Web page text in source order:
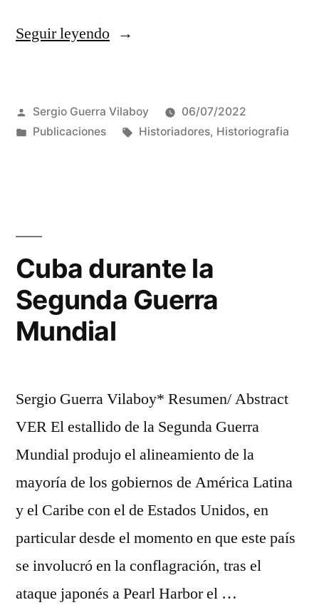
Seguir leyendo««CUARENTA
MAESTROS
ESTÁN»
de
Sergio
Vilaboy»
Publicado
por
Sergio Guerra Vilaboy
06/07/2022
Publicado
Publicaciones Etiquetas:
Historiadores, Historiografia
Cuba durante la
Segunda Guerra
Mundial
Sergio Guerra Vilaboy* Resumen/ Abstract
VER El estallido de la Segunda Guerra
Mundial produjo el alineamiento de la
mayoría de los gobiernos de América Latina
y el Caribe con el de Estados Unidos, en
particular desde el momento en que este país
se involucró en la conflagración, tras el
ataque japonés a Pearl Harbor el …